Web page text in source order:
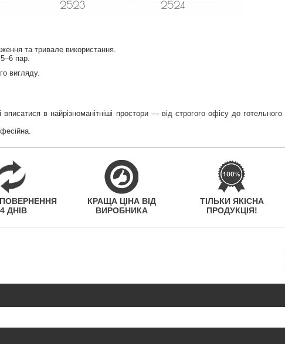
та тривале використання.
пар.
вигляду.
вписатися в найрізноманітніші простори — від строгого офісу до
ДНІВ
КРАЩА ЦІНА ВІД
ВИРОБНИКА
ТІЛЬКИ ЯКІСНА
ПРОДУКЦІЯ!